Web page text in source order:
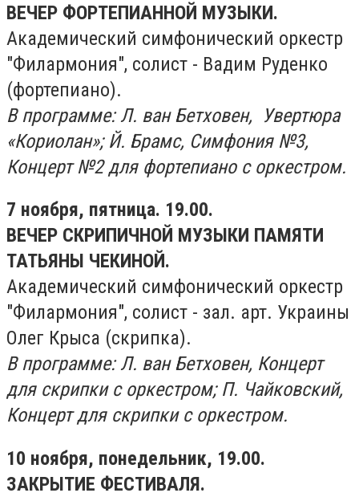
ВЕЧЕР ФОРТЕПИАННОЙ МУЗЫКИ.
Академический симфонический оркестр
"Филармония", солист - Вадим Руденко
(фортепиано).
В программе: Л. ван Бетховен, Увертюра
«Кориолан»; Й. Брамс, Симфония №3,
Концерт №2 для фортепиано с оркестром.
7 ноября, пятница. 19.00.
ВЕЧЕР СКРИПИЧНОЙ МУЗЫКИ ПАМЯТИ
ТАТЬЯНЫ ЧЕКИНОЙ.
Академический симфонический оркестр
"Филармония", солист - зал. арт. Украины
Олег Крыса (скрипка).
В программе: Л. ван Бетховен, Концерт
для скрипки с оркестром; П. Чайковский,
Концерт для скрипки с оркестром.
10 ноября, понедельник, 19.00.
ЗАКРЫТИЕ ФЕСТИВАЛЯ.